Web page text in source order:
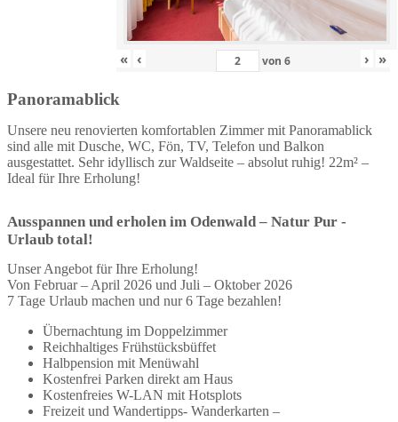
« ‹ von 6 › »
Panoramablick
Unsere neu renovierten komfortablen Zimmer mit Panoramablick
sind alle mit Dusche, WC, Fön, TV, Telefon und Balkon
ausgestattet. Sehr idyllisch zur Waldseite – absolut ruhig! 22m² –
Ideal für Ihre Erholung!
Ausspannen und erholen im Odenwald – Natur Pur -
Urlaub total!
Unser Angebot für Ihre Erholung!
Von Februar – April 2026 und Juli – Oktober 2026
7 Tage Urlaub machen und nur 6 Tage bezahlen!
Übernachtung im Doppelzimmer
Reichhaltiges Frühstücksbüffet
Halbpension mit Menüwahl
Kostenfrei Parken direkt am Haus
Kostenfreies W-LAN mit Hotsplots
Freizeit und Wandertipps- Wanderkarten –